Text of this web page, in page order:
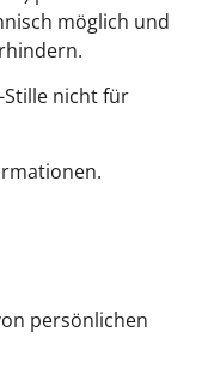
möglich und
nicht für
persönlichen